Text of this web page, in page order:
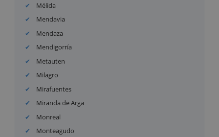
Mélida
Mendavia
Mendaza
Mendigorría
Metauten
Milagro
Mirafuentes
Miranda de Arga
Monreal
Monteagudo